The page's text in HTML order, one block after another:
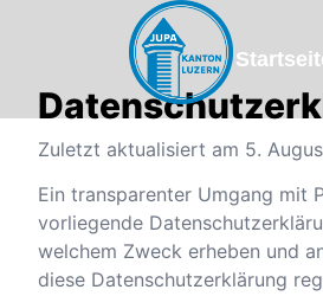
Zuletzt aktualisiert am 5.
Ein transparenter Umgang mit
vorliegende
welchem Zweck erheben und
diese Datenschutzerklärung